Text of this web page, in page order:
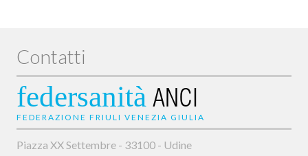
Contatti
federsanità ANCI
FEDERAZIONE FRIULI VENEZIA GIULIA
Piazza XX Settembre - 33100 - Udine